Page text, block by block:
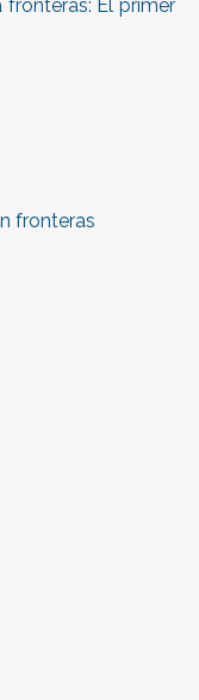
El primer
fronteras